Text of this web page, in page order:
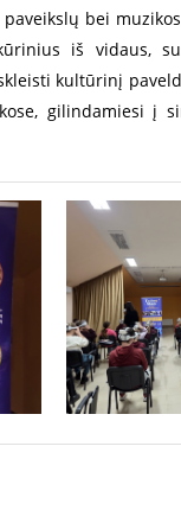
bei
iš vidaus,
kultūrinį
gilindamiesi į